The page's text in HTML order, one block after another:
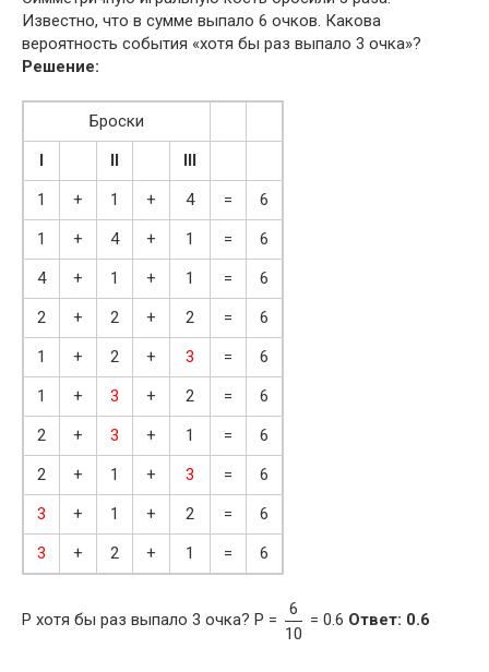
Известно, что в сумме выпало 6 очков. Какова
вероятность события «хотя бы раз выпало 3 очка»?
Решение:
Броски
I
II
III
1
+ 1 + 4 =
6
1
+ 4 + 1 =
6
4
+ 1 + 1 =
6
2
+ 2 + 2 =
6
1
+ 2 + 3 =
6
1
+ 3 + 2 =
6
2
+ 3 + 1 =
6
2
+ 1 + 3 =
6
3
+ 1 + 2 =
6
3
+ 2 + 1 = 6
P хотя бы раз выпало 3 очка? P =
6
10
= 0.6 Ответ: 0.6